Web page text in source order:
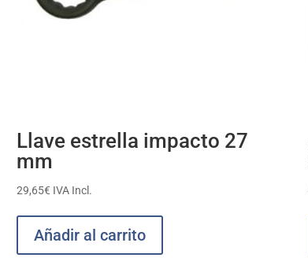
Llave estrella impacto 27
mm
29,65€ IVA Incl.
Añadir al carrito